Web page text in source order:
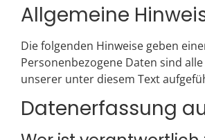
Allgemeine
Die folgenden Hinweise geben
Personenbezogene Daten sind
unserer unter diesem Text
Datenerfassung